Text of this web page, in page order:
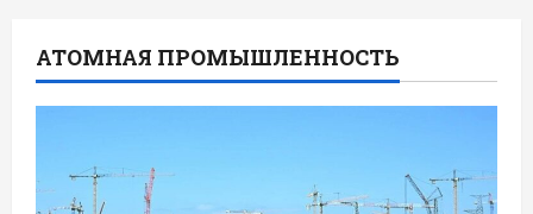
АТОМНАЯ ПРОМЫШЛЕННОСТЬ